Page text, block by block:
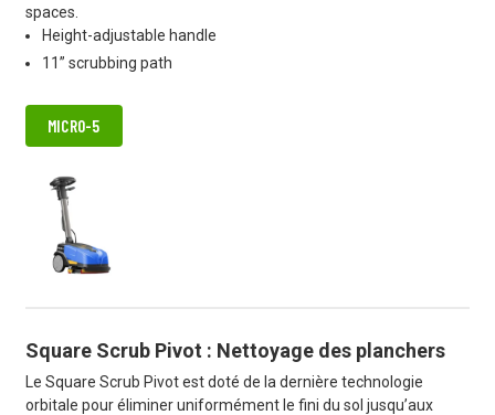
spaces.
Height-adjustable handle
11” scrubbing path
MICRO-5
Square Scrub Pivot : Nettoyage des planchers
Le Square Scrub Pivot est doté de la dernière technologie
orbitale pour éliminer uniformément le fini du sol jusqu’aux